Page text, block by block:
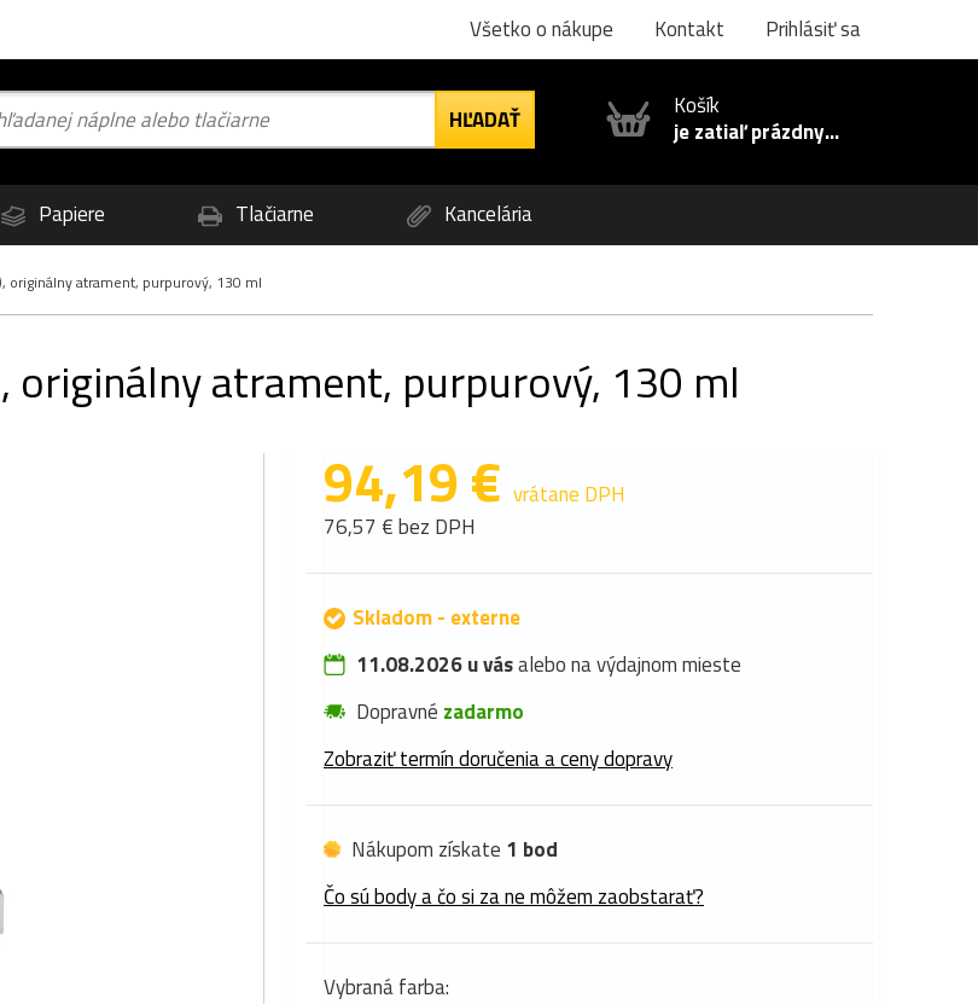
Všetko o nákupe Kontakt Prihlásiť sa
Košík
je zatiaľ prázdny...
Papiere Tlačiarne Kancelária
originálny atrament, purpurový, 130 ml
originálny atrament, purpurový, 130 ml
94,19 € vrátane DPH
76,57 € bez DPH
Skladom - externe
11.08.2026 u vásalebo na výdajnom mieste
Dopravné zadarmo
Zobraziť termín doručenia a ceny dopravy
Nákupom získate 1 bod
Čo sú body a čo si za ne môžem zaobstarať?
Vybraná farba: